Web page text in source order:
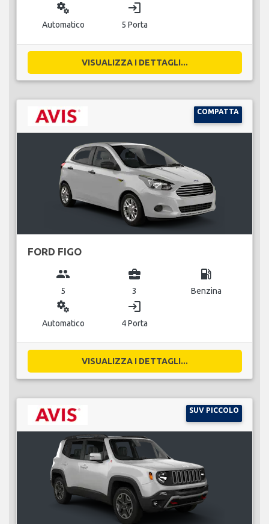
miscellaneous_services
Automatico
login
5 Porta
VISUALIZZA I DETTAGLI...
COMPATTA
FORD FIGO
group
5
business_center
3
local_gas_station
Benzina
miscellaneous_services
Automatico
login
4 Porta
VISUALIZZA I DETTAGLI...
SUV PICCOLO